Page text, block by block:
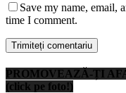
Save my name, email,
time I comment.
PROMOVEAZĂ-ȚI
(click pe foto!)